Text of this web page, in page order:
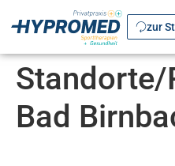
zur
Standorte/
Bad